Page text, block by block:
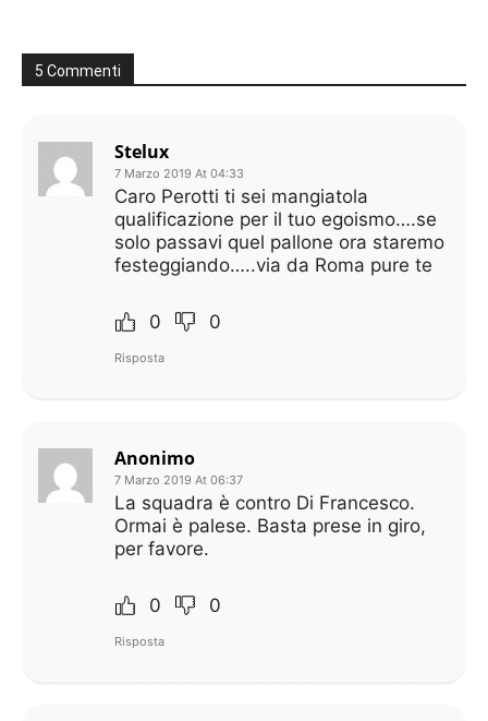
5 Commenti
Stelux
7 Marzo 2019 At 04:33
Caro Perotti ti sei mangiatola
qualificazione per il tuo egoismo….se
solo passavi quel pallone ora staremo
festeggiando…..via da Roma pure te
0 0
Risposta
Anonimo
7 Marzo 2019 At 06:37
La squadra è contro Di Francesco.
Ormai è palese. Basta prese in giro,
per favore.
0 0
Risposta